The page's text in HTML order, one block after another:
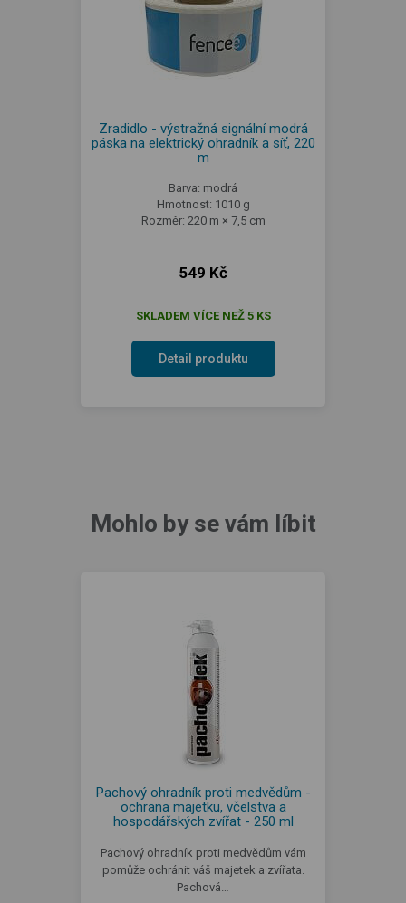
Zradidlo - výstražná signální modrá
páska na elektrický ohradník a síť, 220
m
Barva: modrá
Hmotnost: 1010 g
Rozměr: 220 m × 7,5 cm
549 Kč
SKLADEM VÍCE NEŽ 5 KS
Detail produktu
Mohlo by se vám líbit
Pachový ohradník proti medvědům -
ochrana majetku, včelstva a
hospodářských zvířat - 250 ml
Pachový ohradník proti medvědům vám
pomůže ochránit váš majetek a zvířata.
Pachová…